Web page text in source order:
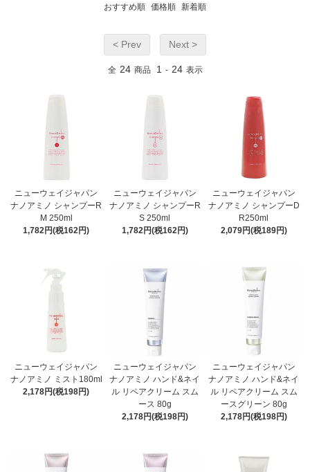
おすすめ順 価格順 新着順
< Prev Next >
全 24 商品 1 - 24 表示
ニューウェイジャパン
ナノアミノ シャンプーR
M 250ml
1,782円(税162円)
ニューウェイジャパン
ナノアミノ シャンプーR
S 250ml
1,782円(税162円)
ニューウェイジャパン
ナノアミノ シャンプーD
R250ml
2,079円(税189円)
ニューウェイジャパン
ナノアミノ ミスト180ml
2,178円(税198円)
ニューウェイジャパン
ナノアミノ ハンド&ネイ
ル リペアクリーム スム
ース 80g
2,178円(税198円)
ニューウェイジャパン
ナノアミノ ハンド&ネイ
ル リペアクリーム スム
ースグリーン 80g
2,178円(税198円)